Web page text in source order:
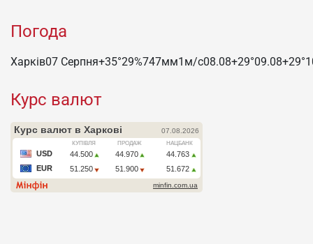
Погода
Харків07 Серпня+35°29%747мм1 м/c08.08+29°09.08+29°
Курс валют